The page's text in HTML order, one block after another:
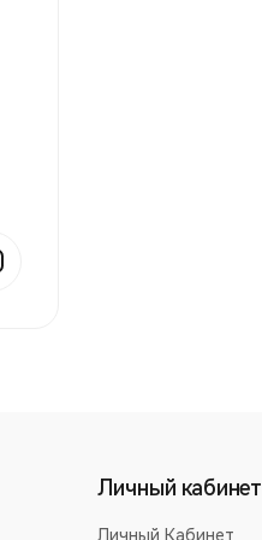
Личный кабинет
Личный Кабинет